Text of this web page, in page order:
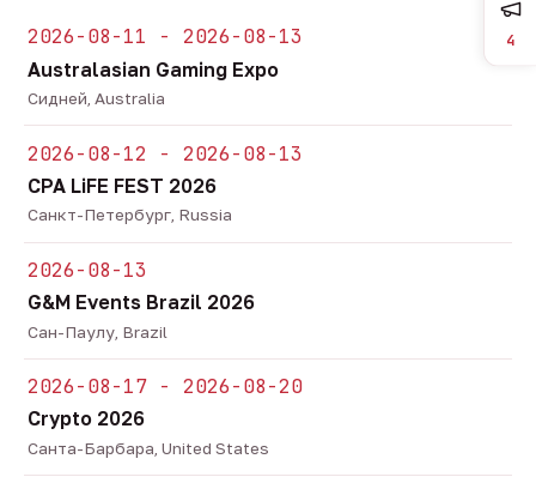
2026-08-11 - 2026-08-13
Australasian Gaming Expo
Сидней, Australia
2026-08-12 - 2026-08-13
CPA LiFE FEST 2026
Санкт-Петербург, Russia
2026-08-13
G&M Events Brazil 2026
Сан-Паулу, Brazil
2026-08-17 - 2026-08-20
Crypto 2026
Санта-Барбара, United States
4